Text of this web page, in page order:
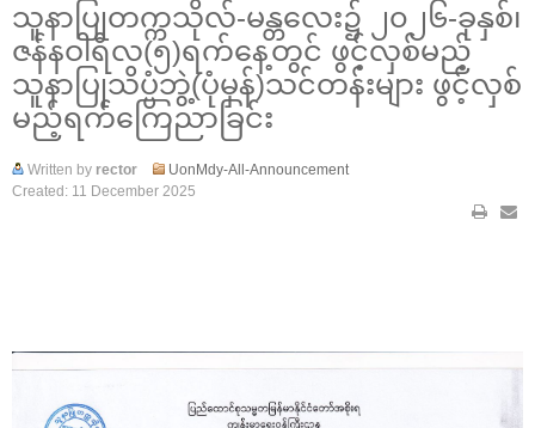
သူနာပြုတက္ကသိုလ်-မန္တလေး၌ ၂၀၂၆-ခုနှစ်၊
ဇန်နဝါရီလ(၅)ရက်နေ့တွင် ဖွင့်လှစ်မည့်
သူနာပြုသိပ္ပံဘွဲ့(ပုံမှန်)သင်တန်းများ ဖွင့်လှစ်
မည့်ရက်ကြေညာခြင်း
Written by rector
UonMdy-All-Announcement
Created: 11 December 2025